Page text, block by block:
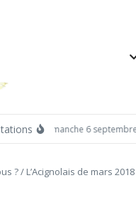
Dimanche 6
?/ L’Acignolais de mars